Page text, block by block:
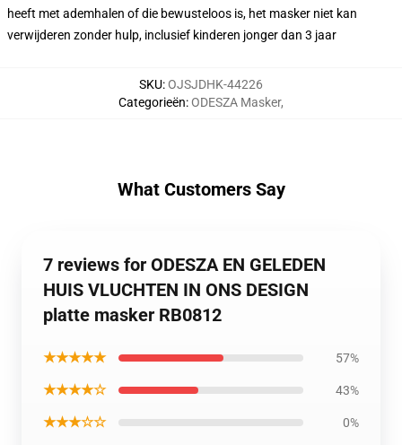
heeft met ademhalen of die bewusteloos is, het masker niet kan
verwijderen zonder hulp, inclusief kinderen jonger dan 3 jaar
SKU:OJSJDHK-44226
Categorieën:ODESZA Masker,
What Customers Say
7 reviews for ODESZA EN GELEDEN
HUIS VLUCHTEN IN ONS DESIGN
platte masker RB0812
★★★★★ 57%
★★★★☆ 43%
★★★☆☆ 0%